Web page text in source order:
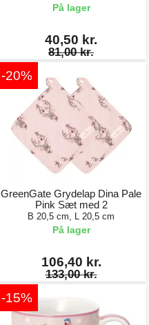
På lager
40,50 kr.
81,00 kr.
-20%
GreenGate Grydelap Dina Pale
Pink Sæt med 2
B 20,5 cm, L 20,5 cm
På lager
106,40 kr.
133,00 kr.
-15%